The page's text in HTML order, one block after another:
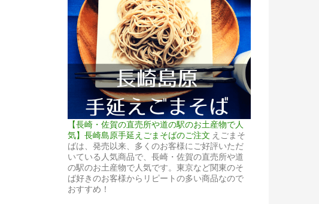
【長崎・佐賀の直売所や道の駅のお土産物で人
気】長崎島原手延えごまそばのご注文 えごまそ
ばは、発売以来、多くのお客様にご好評いただ
いている人気商品で、長崎・佐賀の直売所や道
の駅のお土産物で人気です。東京など関東のそ
ば好きのお客様からリピートの多い商品なので
おすすめ！